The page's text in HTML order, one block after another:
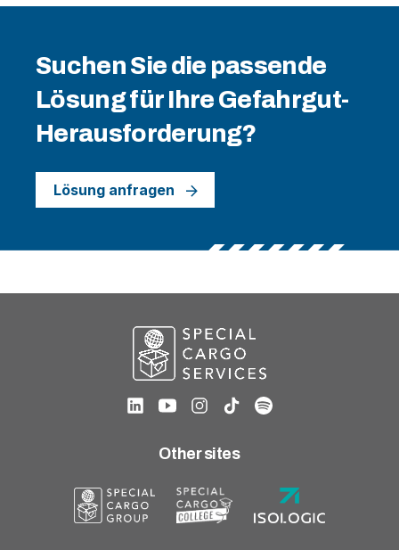
Suchen Sie die passende
Lösung für Ihre Gefahrgut-
Herausforderung?
Lösung anfragen
Other sites